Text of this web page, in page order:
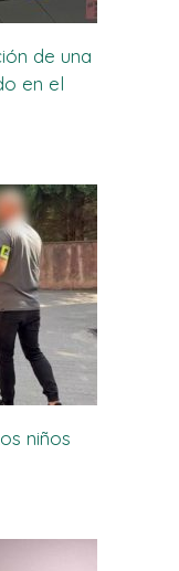
de una
en el
niños